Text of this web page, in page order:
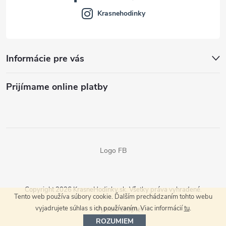
Tento web používa súbory cookie. Ďalším prechádzaním tohto webu
vyjadrujete súhlas s ich používaním. Viac informáciítu.
ROZUMIEM
Informácie pre vás
Prijímame online platby
Krasnehodinky
Logo FB
Vytvoril Shoptet
Copyright 2026 KrasneHodinky.sk. Všetky práva vyhradené.